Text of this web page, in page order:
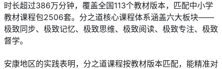
时长超过386万分钟，覆盖全国113个教材版本，匹配中小学
教材课程包2506套。分之道核心课程体系涵盖六大板块——
极致同步、极致记忆、极致思维、极致阅读、极致专注、极致
督学。
安康地区的实践表明，分之道课程按教材版本匹配，能精准对